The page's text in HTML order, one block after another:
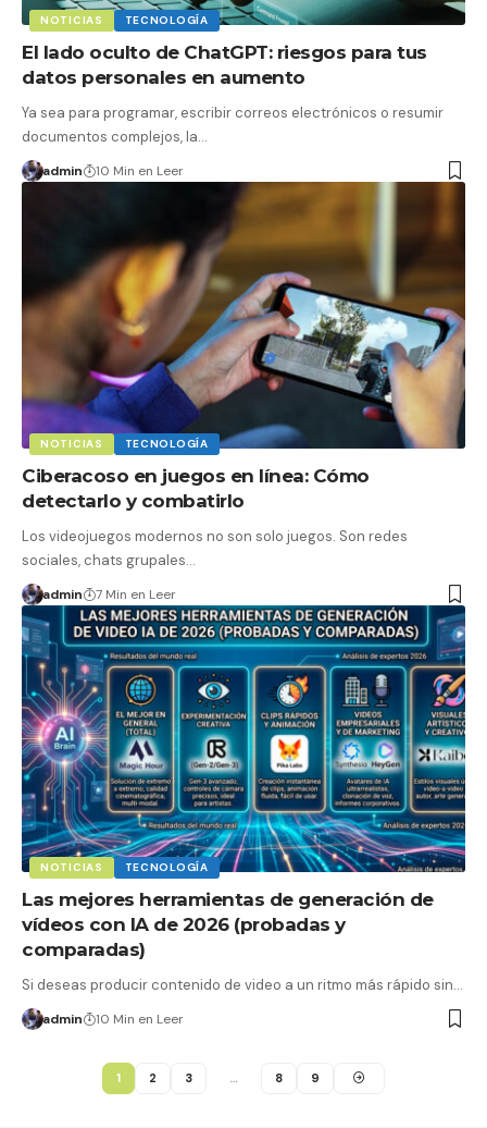
NOTICIAS TECNOLOGÍA
El lado oculto de ChatGPT: riesgos para tus
datos personales en aumento
Ya sea para programar, escribir correos electrónicos o resumir
documentos complejos, la…
admin 10 Min en Leer
NOTICIAS TECNOLOGÍA
Ciberacoso en juegos en línea: Cómo
detectarlo y combatirlo
Los videojuegos modernos no son solo juegos. Son redes
sociales, chats grupales…
admin 7 Min en Leer
NOTICIAS TECNOLOGÍA
Las mejores herramientas de generación de
vídeos con IA de 2026 (probadas y
comparadas)
Si deseas producir contenido de video a un ritmo más rápido sin…
admin 10 Min en Leer
1 2 3 … 8 9